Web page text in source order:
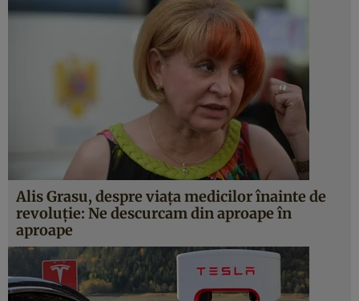
Alis Grasu, despre viaţa medicilor înainte de
revoluţie: Ne descurcam din aproape în
aproape